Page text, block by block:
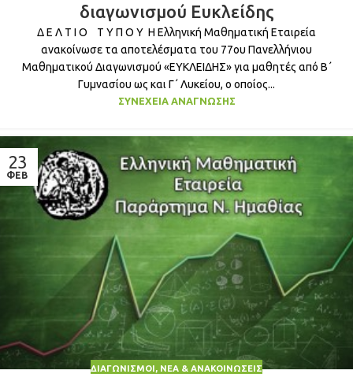
διαγωνισμού Ευκλείδης
Δ Ε Λ Τ Ι Ο Τ Υ Π Ο Υ Η Ελληνική Μαθηματική Εταιρεία
ανακοίνωσε τα αποτελέσματα του 77ου Πανελλήνιου
Μαθηματικού Διαγωνισμού «ΕΥΚΛΕΙΔΗΣ» για μαθητές από Β΄
Γυμνασίου ως και Γ΄ Λυκείου, ο οποίος...
ΣΥΝΈΧΕΙΑ ΑΝΆΓΝΩΣΗΣ
23
ΦΕΒ
ΔΙΑΓΩΝΙΣΜΟΊ, ΝΈΑ & ΑΝΑΚΟΙΝΏΣΕΙΣ